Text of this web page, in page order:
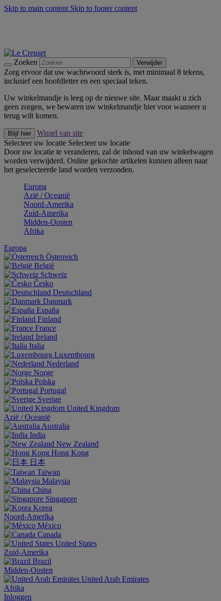
Skip to main content Skip to footer content
Zoeken Verwijder
Zorg ervoor dat uw wachtwoord sterk is, met minimaal 8 tekens,
inclusief een hoofdletter en een speciaal teken.
Uw winkelmandje is leeg op de nieuwe site. Maar maakt u zich
geen zorgen, we bewaren uw winkelmandje hier voor wanneer u
terug wilt komen.
Blijf hier
Wissel van site
Selecteer uw locatie Selecteer uw locatie
Door uw locatie te veranderen, zal de inhoud van uw winkelwagen
worden verwijderd. Online gekochte artikelen kunnen alleen naar
het geselecteerde land worden verzonden.
Europa
Aziё / Oceaniё
Noord-Amerika
Zuid-Amerika
Midden-Oosten
Afrika
Europa
Österreich
België
Schweiz
Česko
Deutschland
Danmark
España
Finland
France
Ireland
Italia
Luxembourg
Nederland
Norge
Polska
Portugal
Sverige
United Kingdom
Aziё / Oceaniё
Australia
India
New Zealand
Hong Kong
日本
Taiwan
Malaysia
China
Singapore
Korea
Noord-Amerika
México
Canada
United States
Zuid-Amerika
Brazil
Midden-Oosten
United Arab Emirates
Afrika
Inloggen